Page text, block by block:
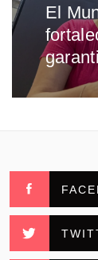
Entrada
El